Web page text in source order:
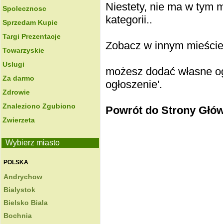
Spolecznosc
Sprzedam Kupie
Targi Prezentacje
Towarzyskie
Uslugi
Za darmo
Zdrowie
Znaleziono Zgubiono
Zwierzeta
Wybierz miasto
POLSKA
Andrychow
Bialystok
Bielsko Biala
Bochnia
Niestety, nie ma w tym
kategorii..
Zobacz w innym
możesz dodać własne
ogłoszenie'.
Powrót do Strony